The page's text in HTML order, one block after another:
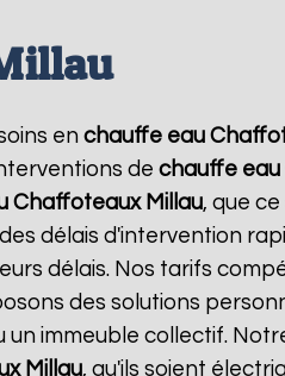
en chauffe eau
de chauffe
Chaffoteaux Millau, que
délais d'intervention
délais. Nos tarifs
des solutions
un immeuble collectif.
Millau, qu'ils soient